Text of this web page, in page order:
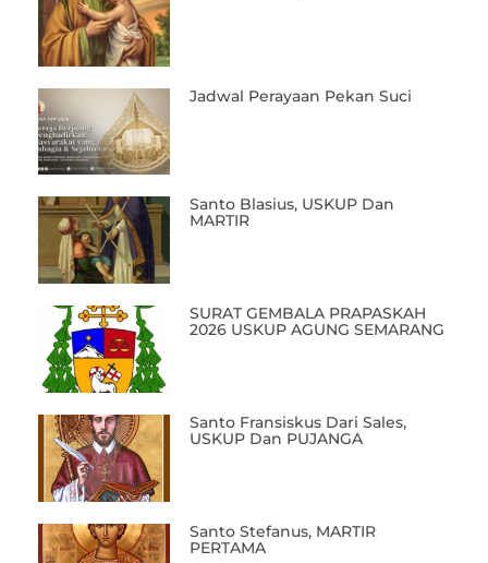
Jadwal Perayaan Pekan Suci
Santo Blasius, USKUP Dan
MARTIR
SURAT GEMBALA PRAPASKAH
2026 USKUP AGUNG SEMARANG
Santo Fransiskus Dari Sales,
USKUP Dan PUJANGA
Santo Stefanus, MARTIR
PERTAMA